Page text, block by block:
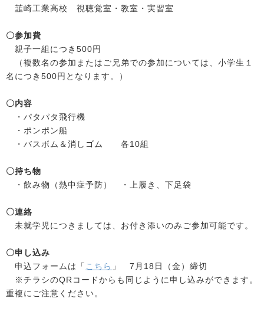
韮崎工業高校 視聴覚室・教室・実習室
〇参加費
親子一組につき500円
（複数名の参加またはご兄弟での参加については、小学生１
名につき500円となります。）
〇内容
・パタパタ飛行機
・ポンポン船
・バスボム＆消しゴム 各10組
〇持ち物
・飲み物（熱中症予防） ・上履き、下足袋
〇連絡
未就学児につきましては、お付き添いのみご参加可能です。
〇申し込み
申込フォームは「 こちら 」 7月18日（金）締切
※チラシのQRコードからも同じように申し込みができます。
重複にご注意ください。